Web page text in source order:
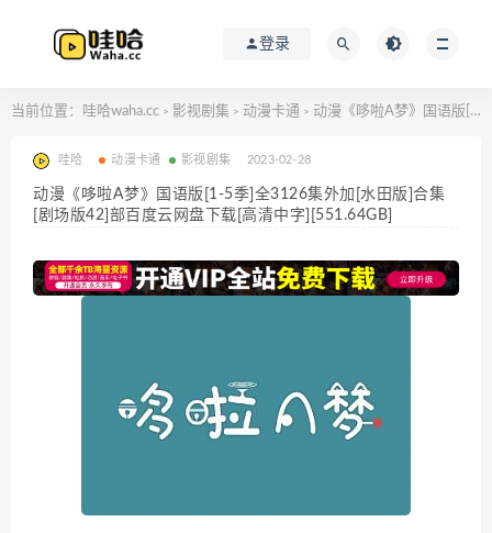
登录
当前位置： 哇哈waha.cc > 影视剧集 > 动漫卡通 > 动漫《哆啦A梦》国语版[1-5季]全3126集外加[水田版]合集[剧场版42]部百度云网盘下载[高清中字][551.64GB]
哇哈 动漫卡通 影视剧集 2023-02-28
动漫《哆啦A梦》国语版[1-5季]全3126集外加[水田版]合集
[剧场版42]部百度云网盘下载[高清中字][551.64GB]